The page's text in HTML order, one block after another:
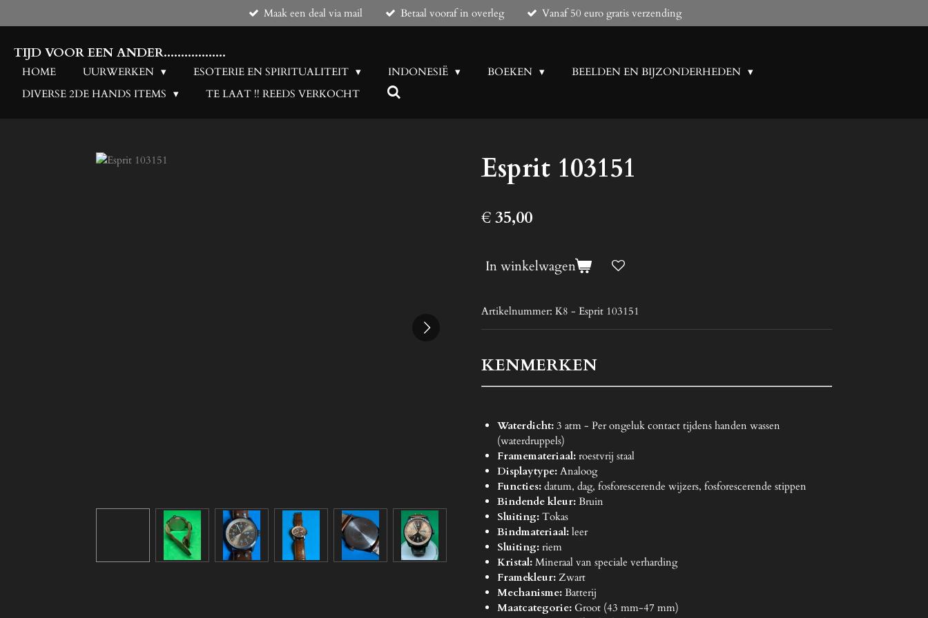
direct
de
hoofdinhoud
Maak een deal via mail Betaal vooraf in overleg Vanaf 50 euro gratis verzending
TIJD VOOR EEN ANDER..................
HOME UURWERKEN ESOTERIE EN SPIRITUALITEIT INDONESIË BOEKEN
BEELDEN EN BIJZONDERHEDEN
DIVERSE 2DE HANDS ITEMS
TE LAAT !! REEDS VERKOCHT
Esprit 103151
€ 35,00
In winkelwagen
Artikelnummer: K8 - Esprit 103151
KENMERKEN
Waterdicht: 3 atm - Per ongeluk contact tijdens handen wassen
(waterdruppels)
Framemateriaal: roestvrij staal
Displaytype: Analoog
Functies: datum, dag, fosforescerende wijzers, fosforescerende stippen
Bindende kleur: Bruin
Sluiting: Tokas
Bindmateriaal: leer
Sluiting: riem
Kristal: Mineraal van speciale verharding
Framekleur: Zwart
Mechanisme: Batterij
Maatcategorie: Groot (43 mm-47 mm)